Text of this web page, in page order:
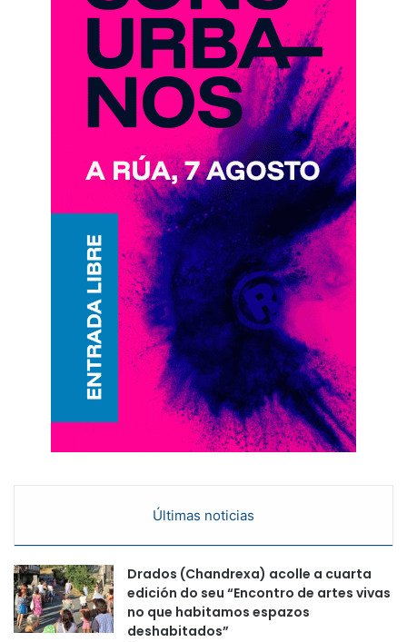
Últimas noticias
Drados (Chandrexa) acolle a cuarta
edición do seu “Encontro de artes vivas
no que habitamos espazos
deshabitados”